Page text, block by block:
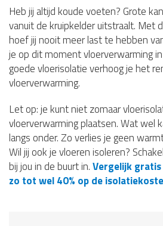
Heb jij altijd koude voeten? Grote
vanuit de kruipkelder uitstraalt. Met
hoef jij nooit meer last te hebben
je op dit moment vloerverwarming
goede vloerisolatie verhoog je het
vloerverwarming.
Let op: je kunt niet zomaar
vloerverwarming plaatsen. Wat wel
langs onder. Zo verlies je geen
Wil jij ook je vloeren isoleren?
bij jou in de buurt in.Vergelijk
zo tot wel 40% op de